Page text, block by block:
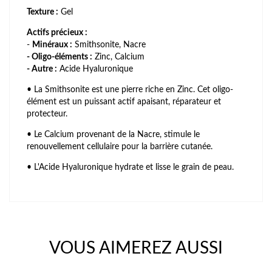
Texture : Gel
Actifs précieux :
- Minéraux : Smithsonite, Nacre
- Oligo-éléments : Zinc, Calcium
- Autre : Acide Hyaluronique
• La Smithsonite est une pierre riche en Zinc. Cet oligo-
élément est un puissant actif apaisant, réparateur et
protecteur.
• Le Calcium provenant de la Nacre, stimule le
renouvellement cellulaire pour la barrière cutanée.
• L'Acide Hyaluronique hydrate et lisse le grain de peau.
VOUS AIMEREZ AUSSI